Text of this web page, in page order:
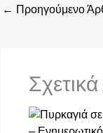
← Προηγούμενο